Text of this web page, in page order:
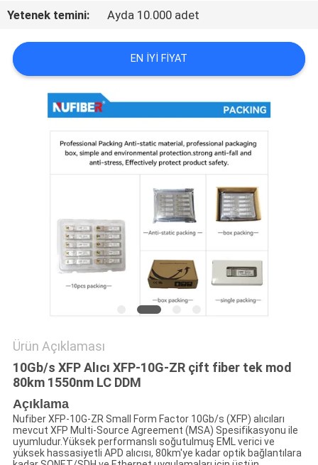
BIR
TEKLIF
ISTEĞI
GIZLILIK
POLITIKASI
Yetenek temini: Ayda 10.000 adet
EN IYI FIYAT
Ürün Açıklaması
10Gb/s XFP Alıcı XFP-10G-ZR çift fiber tek mod
80km 1550nm LC DDM
Açıklama
Nufiber XFP-10G-ZR Small Form Factor 10Gb/s (XFP) alıcıları
mevcut XFP Multi-Source Agreement (MSA) Spesifikasyonu ile
uyumludur.Yüksek performanslı soğutulmuş EML verici ve
yüksek hassasiyetli APD alıcısı, 80km'ye kadar optik bağlantılara